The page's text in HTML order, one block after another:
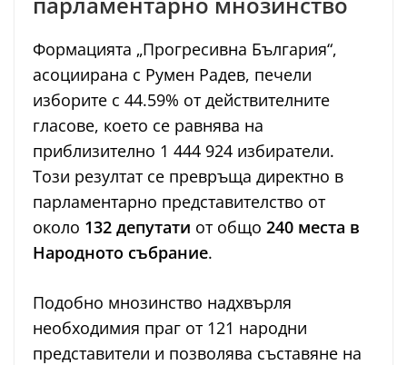
Формацията „Прогресивна България“,
асоциирана с Румен Радев, печели
изборите с 44.59% от действителните
гласове, което се равнява на
приблизително 1 444 924 избиратели.
Този резултат се превръща директно в
парламентарно представителство от
около 132 депутати от общо 240 места в
Народното събрание.
Подобно мнозинство надхвърля
необходимия праг от 121 народни
представители и позволява съставяне на